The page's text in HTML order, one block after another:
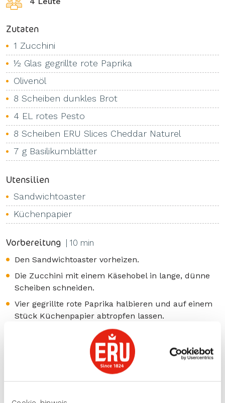
Zutaten
1 Zucchini
½ Glas gegrillte rote Paprika
Olivenöl
8 Scheiben dunkles Brot
4 EL rotes Pesto
8 Scheiben ERU Slices Cheddar Naturel
7 g Basilikumblätter
Utensilien
Sandwichtoaster
Küchenpapier
Vorbereitung | 10 min
Den Sandwichtoaster vorheizen.
Die Zucchini mit einem Käsehobel in lange, dünne
Scheiben schneiden.
Vier gegrillte rote Paprika halbieren und auf einem
Stück Küchenpapier abtropfen lassen.
Die Zucchinischeiben mit Olivenöl bestreichen und
grillen, bis sie hellbraune Streifen bekommen und
4 Scheiben Brot mit dem roten Pesto bestreichen.